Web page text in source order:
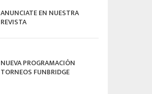
ANUNCIATE EN NUESTRA
REVISTA
NUEVA PROGRAMACIÓN
TORNEOS FUNBRIDGE